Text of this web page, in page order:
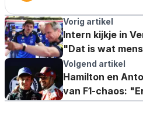
Vorig artikel
Intern kijkje in
"Dat is wat
zien"
Volgend artikel
Hamilton en
van F1-chaos:
mis"